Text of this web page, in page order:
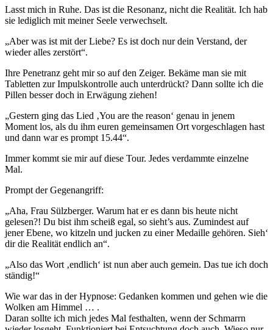
Lasst mich in Ruhe. Das ist die Resonanz, nicht die Realität. Ich hab
sie lediglich mit meiner Seele verwechselt.
„Aber was ist mit der Liebe? Es ist doch nur dein Verstand, der
wieder alles zerstört“.
Ihre Penetranz geht mir so auf den Zeiger. Bekäme man sie mit
Tabletten zur Impulskontrolle auch unterdrückt? Dann sollte ich die
Pillen besser doch in Erwägung ziehen!
„Gestern ging das Lied ‚You are the reason‘ genau in jenem
Moment los, als du ihm euren gemeinsamen Ort vorgeschlagen hast
und dann war es prompt 15.44“.
Immer kommt sie mir auf diese Tour. Jedes verdammte einzelne
Mal.
Prompt der Gegenangriff:
„Aha, Frau Sülzberger. Warum hat er es dann bis heute nicht
gelesen?! Du bist ihm scheiß egal, so sieht’s aus. Zumindest auf
jener Ebene, wo kitzeln und jucken zu einer Medaille gehören. Sieh‘
dir die Realität endlich an“.
„Also das Wort ‚endlich‘ ist nun aber auch gemein. Das tue ich doch
ständig!“
Wie war das in der Hypnose: Gedanken kommen und gehen wie die
Wolken am Himmel … .
Daran sollte ich mich jedes Mal festhalten, wenn der Schmarrn